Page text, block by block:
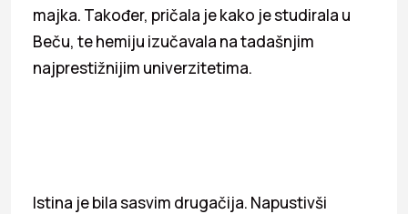
majka. Također, pričala je kako je studirala u
Beču, te hemiju izučavala na tadašnjim
najprestižnijim univerzitetima.
Istina je bila sasvim drugačija. Napustivši